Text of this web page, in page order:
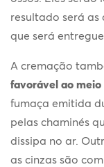
resultado será
que será
A cremação
favorável ao
fumaça emitida
pelas chaminés
dissipa no ar.
as cinzas são